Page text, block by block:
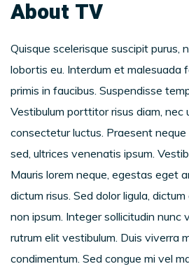
About TV
Quisque scelerisque suscipit purus,
lobortis eu. Interdum et malesuada
primis in faucibus. Suspendisse
Vestibulum porttitor risus diam, nec
consectetur luctus. Praesent
sed, ultrices venenatis ipsum.
Mauris lorem neque, egestas eget
dictum risus. Sed dolor ligula,
non ipsum. Integer sollicitudin nunc
rutrum elit vestibulum. Duis viverra
condimentum. Sed congue mi vel